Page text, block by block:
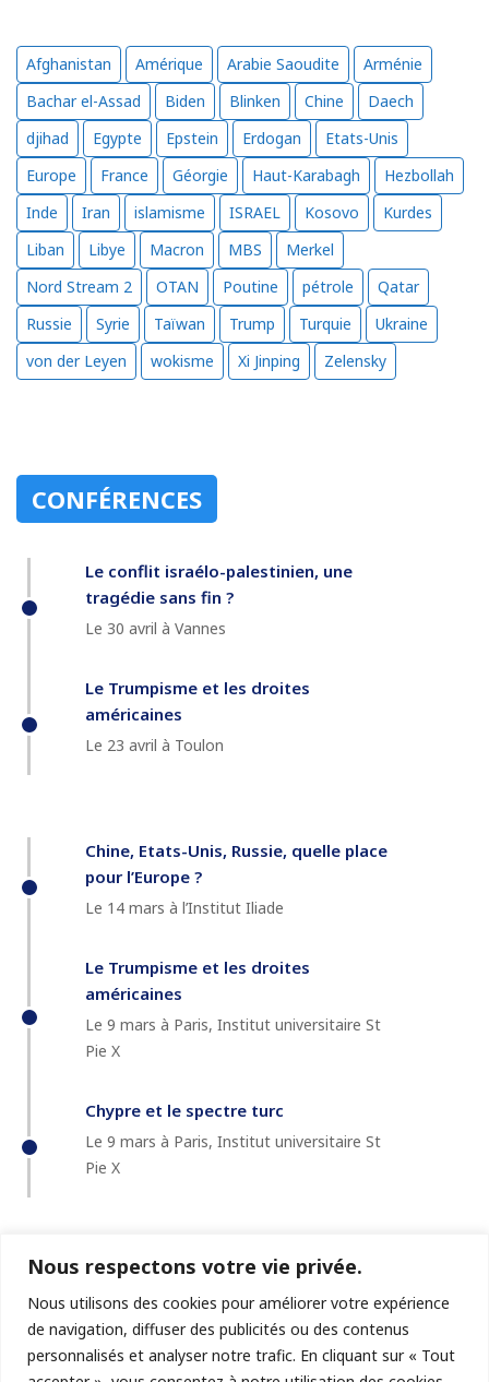
Nous respectons votre vie privée.
Nous utilisons des cookies pour améliorer votre expérience
de navigation, diffuser des publicités ou des contenus
personnalisés et analyser notre trafic. En cliquant sur « Tout
Afghanistan Amérique Arabie Saoudite
Arménie
Bachar el-Assad
Biden Blinken Chine
Daech
djihad
Egypte Epstein Erdogan
Etats-Unis
Europe
France Géorgie Haut-Karabagh
Hezbollah
Inde
Iran islamisme ISRAEL Kosovo
Kurdes
Liban
Libye Macron MBS
Merkel
Nord Stream 2
OTAN Poutine pétrole
Qatar
Russie
Syrie Taïwan Trump Turquie
Ukraine
von der Leyen
wokisme Xi Jinping Zelensky
CONFÉRENCES
Le conflit israélo-palestinien, une
tragédie sans fin ?
Le 30 avril à Vannes
Le Trumpisme et les droites
américaines
Le 23 avril à Toulon
Chine, Etats-Unis, Russie, quelle place
pour l’Europe ?
Le 14 mars à l’Institut Iliade
Le Trumpisme et les droites
américaines
Le 9 mars à Paris, Institut universitaire St
Pie X
Chypre et le spectre turc
Le 9 mars à Paris, Institut universitaire St
Pie X